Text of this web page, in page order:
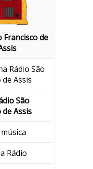
Francisco de
Rádio São
de Assis
São
de Assis
Rádio